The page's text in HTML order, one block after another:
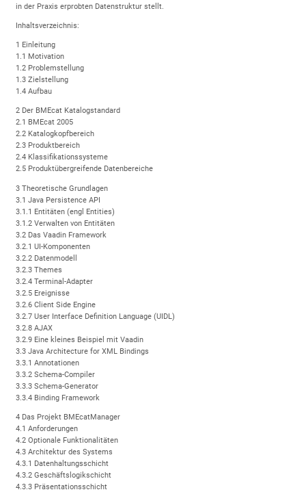
in der Praxis erprobten Datenstruktur stellt.
Inhaltsverzeichnis:
1 Einleitung
1.1 Motivation
1.2 Problemstellung
1.3 Zielstellung
1.4 Aufbau
2 Der BMEcat Katalogstandard
2.1 BMEcat 2005
2.2 Katalogkopfbereich
2.3 Produktbereich
2.4 Klassifikationssysteme
2.5 Produktübergreifende Datenbereiche
3 Theoretische Grundlagen
3.1 Java Persistence API
3.1.1 Entitäten (engl Entities)
3.1.2 Verwalten von Entitäten
3.2 Das Vaadin Framework
3.2.1 UI-Komponenten
3.2.2 Datenmodell
3.2.3 Themes
3.2.4 Terminal-Adapter
3.2.5 Ereignisse
3.2.6 Client Side Engine
3.2.7 User Interface Definition Language (UIDL)
3.2.8 AJAX
3.2.9 Eine kleines Beispiel mit Vaadin
3.3 Java Architecture for XML Bindings
3.3.1 Annotationen
3.3.2 Schema-Compiler
3.3.3 Schema-Generator
3.3.4 Binding Framework
4 Das Projekt BMEcatManager
4.1 Anforderungen
4.2 Optionale Funktionalitäten
4.3 Architektur des Systems
4.3.1 Datenhaltungsschicht
4.3.2 Geschäftslogikschicht
4.3.3 Präsentationsschicht